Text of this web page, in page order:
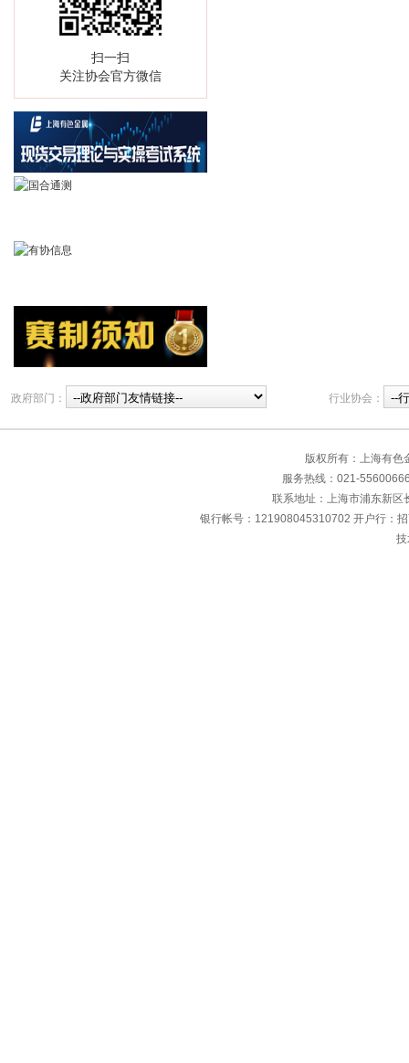
扫一扫
关注协会官方微信
政府部门： 行业协会：
版权所有：上海有
服务热线：021-
联系地址：上海市浦东新
银行帐号：121908045310702 开户行：